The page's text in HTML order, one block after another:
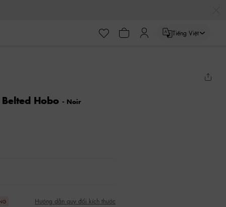
Tiếng Việt
Hobo - Noir
Hướng dẫn quy đổi kích thước